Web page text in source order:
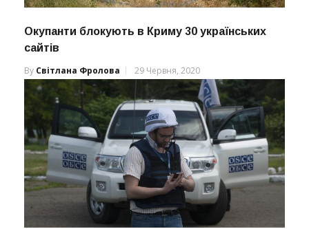
Окупанти блокують в Криму 30 українських
сайтів
By Світлана Фролова 29 Червня, 2020